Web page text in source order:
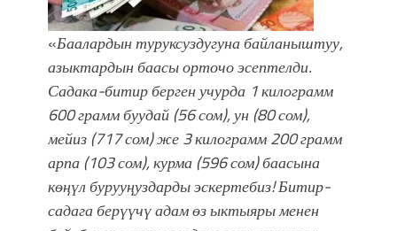
«Баалардын туруксуздугуна байланыштуу,
азыктардын баасы орточо эсептелди.
Садака-битир берген учурда 1 килограмм
600 грамм буудай (56 сом), ун (80 сом),
мейиз (717 сом) же 3 килограмм 200 грамм
арпа (103 сом), курма (596 сом) баасына
көңүл бурууңуздарды эскертебиз! Битир-
садага берүүчү адам өз ыктыяры менен